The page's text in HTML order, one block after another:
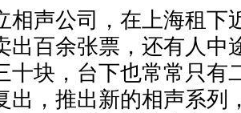
相声公司，在上海租下
出百余张票，还有人中
十块，台下也常常只有
出，推出新的相声系列